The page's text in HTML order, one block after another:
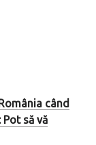
când
să vă